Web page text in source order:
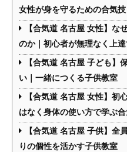
女性が身を守るための合気
【合気道 名古屋 女性】な
のか｜初心者が無理なく上
【合気道 名古屋 子ども】
い｜一緒につくる子供教室
【合気道 名古屋 女性】初
はなく身体の使い方で学ぶ
【合気道 名古屋 子供】全
りの個性を活かす子供教室